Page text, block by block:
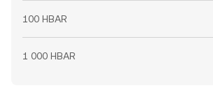
100 HBAR
1 000 HBAR